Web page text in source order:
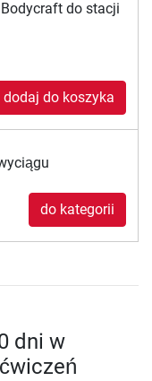
do stacji
dodaj do koszyka
do kategorii
dni w